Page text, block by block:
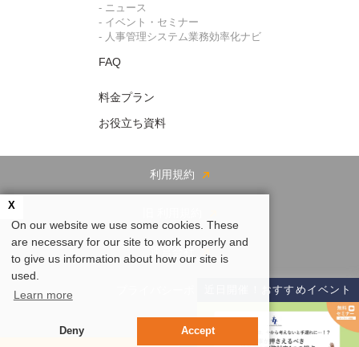
- ニュース
- イベント・セミナー
- 人事管理システム業務効率化ナビ
FAQ
料金プラン
お役立ち資料
利用規約
運営会社
ログイン
近日開催！おすすめイベント
On our website we use some cookies. These
are necessary for our site to work properly and
to give us information about how our site is
used.
Learn more
X
Deny Accept